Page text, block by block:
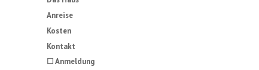
Anreise
Kosten
Kontakt
☐ Anmeldung